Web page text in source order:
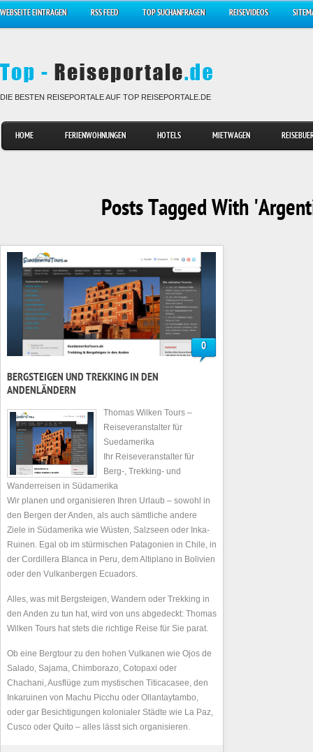
WEBSEITE EINTRAGEN RSS FEED TOP SUCHANFRAGEN REISEVIDEOS
DIE BESTEN REISEPORTALE AUF TOP REISEPORTALE.DE
HOME FERIENWOHNUNGEN HOTELS MIETWAGEN
Posts Tagged With
0
BERGSTEIGEN UND TREKKING IN DEN
ANDENLÄNDERN
Thomas Wilken Tours –
Reiseveranstalter für
Suedamerika
Ihr Reiseveranstalter für
Berg-, Trekking- und
Wanderreisen in Südamerika
Wir planen und organisieren Ihren Urlaub – sowohl in
den Bergen der Anden, als auch sämtliche andere
Ziele in Südamerika wie Wüsten, Salzseen oder Inka-
Ruinen. Egal ob im stürmischen Patagonien in Chile, in
der Cordillera Blanca in Peru, dem Altiplano in Bolivien
oder den Vulkanbergen Ecuadors.
Alles, was mit Bergsteigen, Wandern oder Trekking in
den Anden zu tun hat, wird von uns abgedeckt: Thomas
Wilken Tours hat stets die richtige Reise für Sie parat.
Ob eine Bergtour zu den hohen Vulkanen wie Ojos de
Salado, Sajama, Chimborazo, Cotopaxi oder
Chachani, Ausflüge zum mystischen Titicacasee, den
Inkaruinen von Machu Picchu oder Ollantaytambo,
oder gar Besichtigungen kolonialer Städte wie La Paz,
Cusco oder Quito – alles lässt sich organisieren.